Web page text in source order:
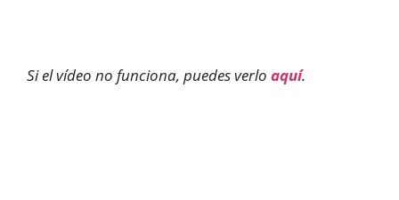
Si el vídeo no funciona, puedes verlo aquí.